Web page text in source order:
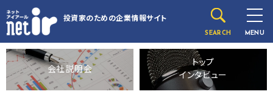
投資家のための企業情報サイト
SEARCH MENU
会社説明会
トップ
インタビュー